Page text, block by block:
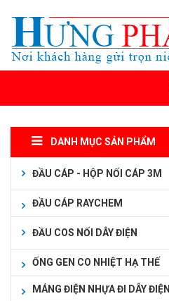
DANH MỤC SẢN PHẨM
ĐẦU CÁP - HỘP NỐI CÁP 3M
ĐẦU CÁP RAYCHEM
ĐẦU COS NỐI DÂY ĐIỆN
ỐNG GEN CO NHIỆT HẠ THẾ
MÁNG ĐIỆN NHỰA ĐI DÂY ĐIỆN